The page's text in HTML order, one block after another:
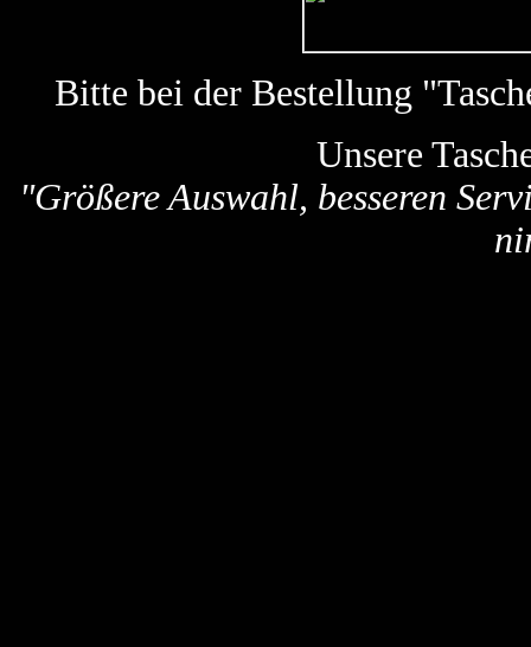
Bitte bei der Bestellung
Unsere
"Größere Auswahl, besseren